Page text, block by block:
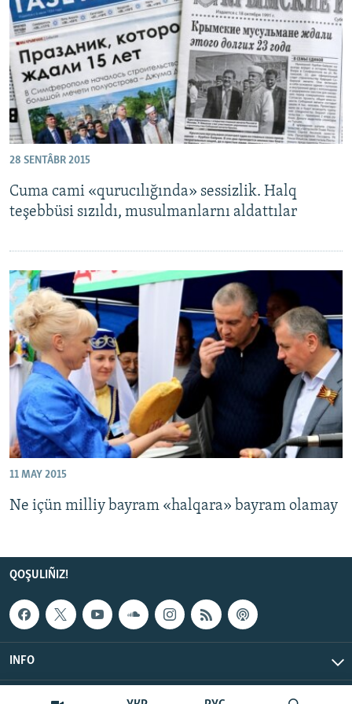
Русский
Українською
QOŞULIÑIZ!
28 SENTÂBR 2015
Cuma cami «qurucılığında» sessizlik. Halq
teşebbüsi sızıldı, musulmanlarnı aldattılar
11 MAY 2015
Ne içün milliy bayram «halqara» bayram olamay
QOŞULIÑIZ!
INFO